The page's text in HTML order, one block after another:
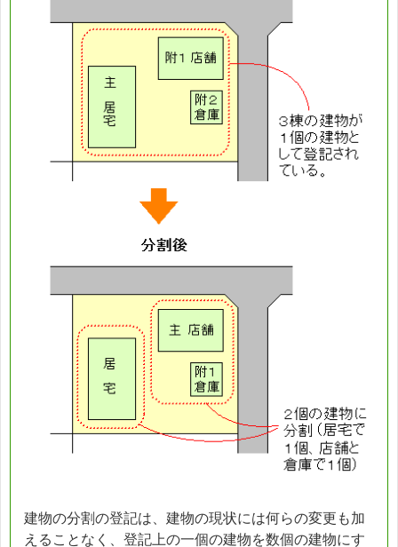
建物の分割の登記は、建物の現状には何らの変更も加
えることなく、登記上の一個の建物を数個の建物にす